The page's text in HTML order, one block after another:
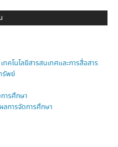
คโนโลยีสารสนเทศและการสื่อสาร
รัพย์
ารศึกษา
การจัดการศึกษา